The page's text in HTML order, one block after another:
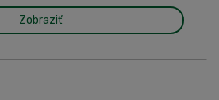
Zobraziť